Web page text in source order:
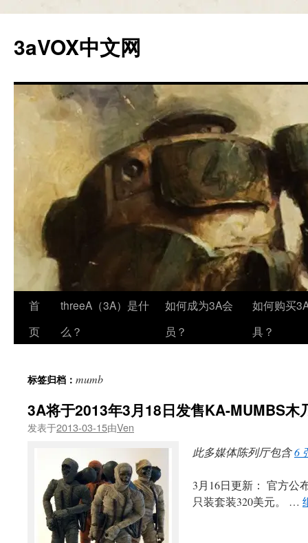
正
文
3aVOX中文网
首
页
threeA（3A）是什
么？
如何成为3A会
员？
如何购买
具？
标签归档： mumb
3A将于2013年3月18日发售KA-MUMBS木
发表于2013-03-15由Ven
此多媒体陈列厅包含6
3月16日更新： 官方公
只装套装320美元。 …